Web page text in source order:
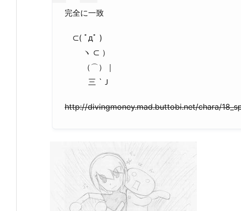
完全に一致
⊂( ﾟдﾟ )
ヽ ⊂ ）
（⌒）｜
三 `Ｊ
http://divingmoney.mad.buttobi.net/chara/